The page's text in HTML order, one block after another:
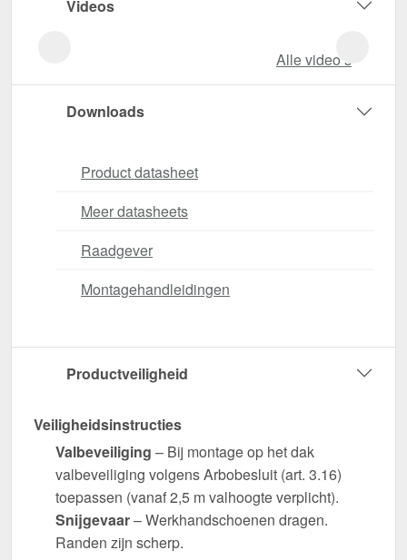
Videos
Alle video‘s
Downloads
Product datasheet
Meer datasheets
Raadgever
Montagehandleidingen
Productveiligheid
Veiligheidsinstructies
Valbeveiliging – Bij montage op het dak
valbeveiliging volgens Arbobesluit (art. 3.16)
toepassen (vanaf 2,5 m valhoogte verplicht).
Snijgevaar– Werkhandschoenen dragen.
Randen zijn scherp.